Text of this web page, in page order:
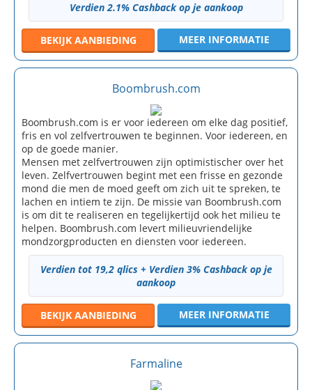
Verdien 2.1% Cashback op je aankoop
BEKIJK AANBIEDING MEER INFORMATIE
Boombrush.com
Boombrush.com is er voor iedereen om elke dag positief,
fris en vol zelfvertrouwen te beginnen. Voor iedereen, en
op de goede manier.
Mensen met zelfvertrouwen zijn optimistischer over het
leven. Zelfvertrouwen begint met een frisse en gezonde
mond die men de moed geeft om zich uit te spreken, te
lachen en intiem te zijn. De missie van Boombrush.com
is om dit te realiseren en tegelijkertijd ook het milieu te
helpen. Boombrush.com levert milieuvriendelijke
mondzorgproducten en diensten voor iedereen.
Verdien tot 19,2 qlics + Verdien 3% Cashback op je
aankoop
BEKIJK AANBIEDING MEER INFORMATIE
Farmaline